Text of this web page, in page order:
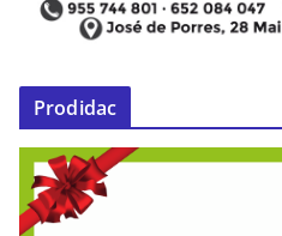
Prodidac